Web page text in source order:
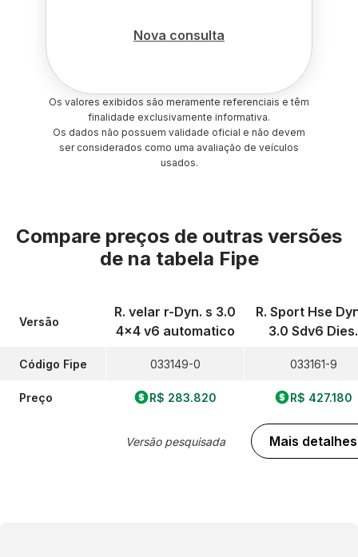
Nova consulta
Os valores exibidos são meramente referenciais e têm
finalidade exclusivamente informativa.
Os dados não possuem validade oficial e não devem
ser considerados como uma avaliação de veículos
usados.
Compare preços de outras versões
de na tabela Fipe
Versão
Código Fipe
Preço
R. velar r-Dyn. s 3.0
4x4 v6 automatico
033149-0
R$ 283.820
Versão pesquisada
R. Sport Hse
3.0 Sdv6 Dies.
033161-9
R$ 427.180
Mais detalhes